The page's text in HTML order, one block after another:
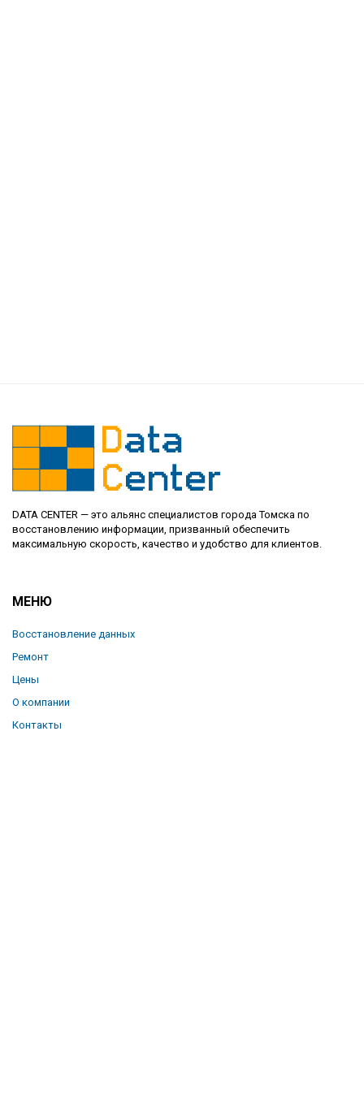
DATA CENTER — это альянс специалистов города Томска по
восстановлению информации, призванный обеспечить
максимальную скорость, качество и удобство для клиентов.
МЕНЮ
Восстановление данных
Ремонт
Цены
О компании
Контакты